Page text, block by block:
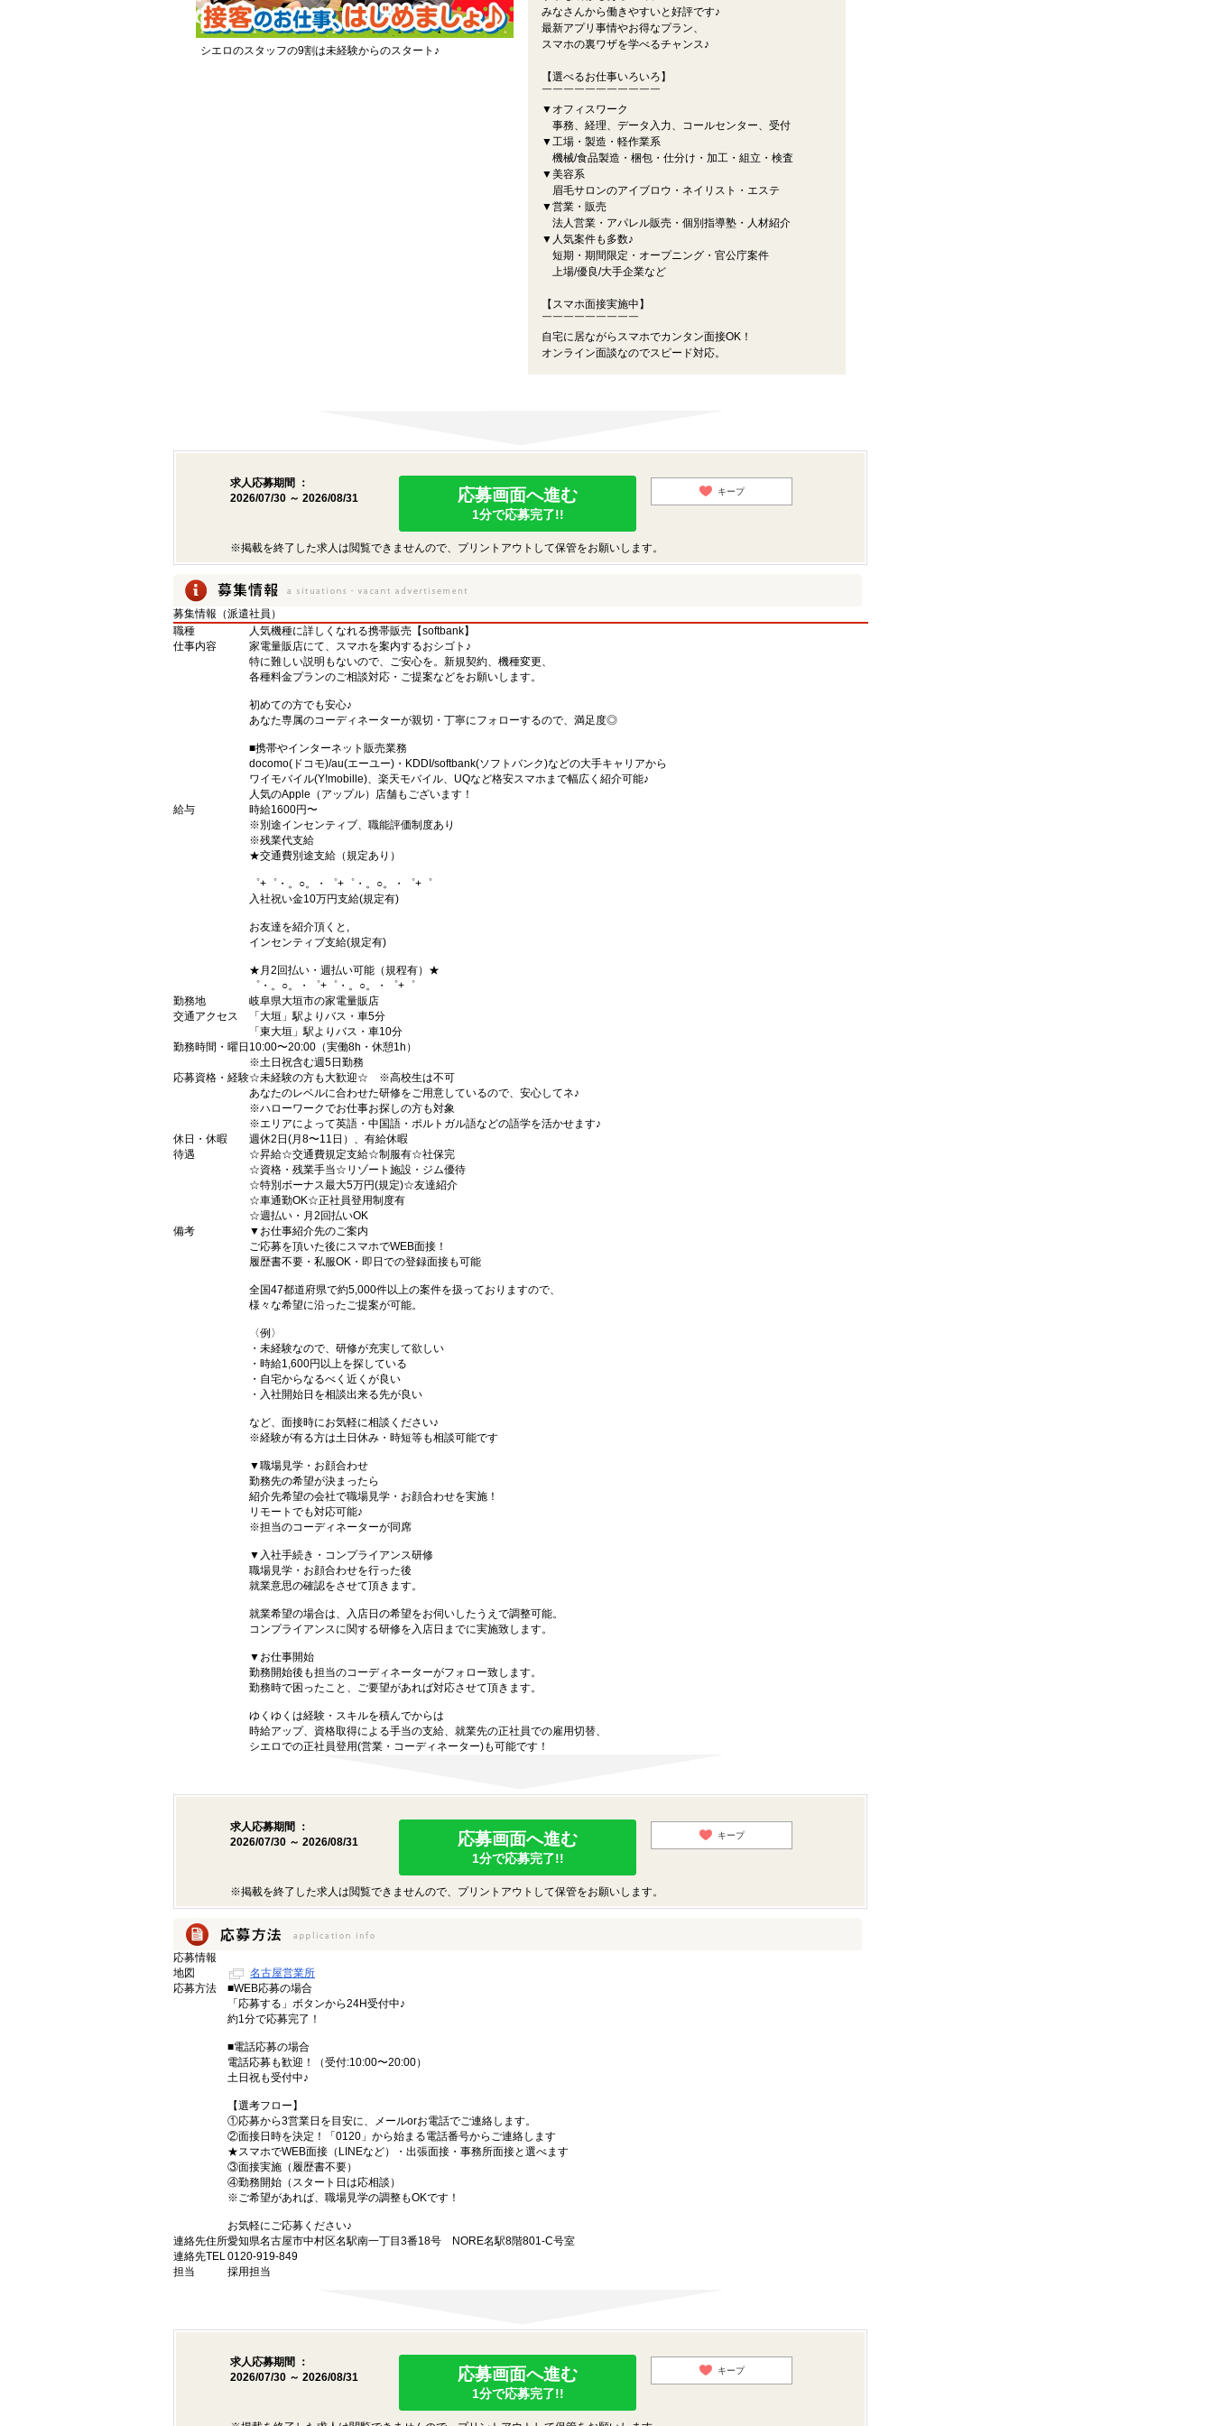
シエロのスタッフの9割は未経験からのスタート♪
みなさんから働きやすいと好評です♪
最新アプリ事情やお得なプラン、
スマホの裏ワザを学べるチャンス♪
【選べるお仕事いろいろ】
￣￣￣￣￣￣￣￣￣￣￣
▼オフィスワーク
事務、経理、データ入力、コールセンター、受付
▼工場・製造・軽作業系
機械/食品製造・梱包・仕分け・加工・組立・検査
▼美容系
眉毛サロンのアイブロウ・ネイリスト・エステ
▼営業・販売
法人営業・アパレル販売・個別指導塾・人材紹介
▼人気案件も多数♪
短期・期間限定・オープニング・官公庁案件
上場/優良/大手企業など
【スマホ面接実施中】
￣￣￣￣￣￣￣￣￣
自宅に居ながらスマホでカンタン面接OK！
オンライン面談なのでスピード対応。
求人応募期間 ：
2026/07/30 ～ 2026/08/31
応募画面へ進む
1分で応募完了!!
キープ
※掲載を終了した求人は閲覧できませんので、プリントアウトして保管をお願いします。
募集情報（派遣社員）
職種
人気機種に詳しくなれる携帯販売【softbank】
仕事内容
家電量販店にて、スマホを案内するおシゴト♪
特に難しい説明もないので、ご安心を。新規契約、機種変更、
各種料金プランのご相談対応・ご提案などをお願いします。
初めての方でも安心♪
あなた専属のコーディネーターが親切・丁寧にフォローするので、満足度◎
■携帯やインターネット販売業務
docomo(ドコモ)/au(エーユー)・KDDI/softbank(ソフトバンク)などの大手キャリアから
ワイモバイル(Y!mobille)、楽天モバイル、UQなど格安スマホまで幅広く紹介可能♪
人気のApple（アップル）店舗もございます！
給与
時給1600円〜
※別途インセンティブ、職能評価制度あり
※残業代支給
★交通費別途支給（規定あり）
゜+゜・。○。・゜+゜・。○。・゜+゜
入社祝い金10万円支給(規定有)
お友達を紹介頂くと,
インセンティブ支給(規定有)
★月2回払い・週払い可能（規程有）★
゜・。○。・゜+゜・。○。・゜+゜
勤務地
岐阜県大垣市の家電量販店
交通アクセス
「大垣」駅よりバス・車5分
「東大垣」駅よりバス・車10分
勤務時間・曜日 10:00〜20:00（実働8h・休憩1h）
※土日祝含む週5日勤務
応募資格・経験☆未経験の方も大歓迎☆ ※高校生は不可
あなたのレベルに合わせた研修をご用意しているので、安心してネ♪
※ハローワークでお仕事お探しの方も対象
※エリアによって英語・中国語・ポルトガル語などの語学を活かせます♪
休日・休暇
週休2日(月8〜11日）、有給休暇
待遇
☆昇給☆交通費規定支給☆制服有☆社保完
☆資格・残業手当☆リゾート施設・ジム優待
☆特別ボーナス最大5万円(規定)☆友達紹介
☆車通勤OK☆正社員登用制度有
☆週払い・月2回払いOK
備考
▼お仕事紹介先のご案内
ご応募を頂いた後にスマホでWEB面接！
履歴書不要・私服OK・即日での登録面接も可能
全国47都道府県で約5,000件以上の案件を扱っておりますので、
様々な希望に沿ったご提案が可能。
〈例〉
・未経験なので、研修が充実して欲しい
・時給1,600円以上を探している
・自宅からなるべく近くが良い
・入社開始日を相談出来る先が良い
など、面接時にお気軽に相談ください♪
※経験が有る方は土日休み・時短等も相談可能です
▼職場見学・お顔合わせ
勤務先の希望が決まったら
紹介先希望の会社で職場見学・お顔合わせを実施！
リモートでも対応可能♪
※担当のコーディネーターが同席
▼入社手続き・コンプライアンス研修
職場見学・お顔合わせを行った後
就業意思の確認をさせて頂きます。
就業希望の場合は、入店日の希望をお伺いしたうえで調整可能。
コンプライアンスに関する研修を入店日までに実施致します。
▼お仕事開始
勤務開始後も担当のコーディネーターがフォロー致します。
勤務時で困ったこと、ご要望があれば対応させて頂きます。
ゆくゆくは経験・スキルを積んでからは
時給アップ、資格取得による手当の支給、就業先の正社員での雇用切替、
シエロでの正社員登用(営業・コーディネーター)も可能です！
求人応募期間 ：
2026/07/30 ～ 2026/08/31
応募画面へ進む
1分で応募完了!!
キープ
※掲載を終了した求人は閲覧できませんので、プリントアウトして保管をお願いします。
応募情報
地図
名古屋営業所
応募方法
■WEB応募の場合
「応募する」ボタンから24H受付中♪
約1分で応募完了！
■電話応募の場合
電話応募も歓迎！（受付:10:00〜20:00）
土日祝も受付中♪
【選考フロー】
①応募から3営業日を目安に、メールorお電話でご連絡します。
②面接日時を決定！「0120」から始まる電話番号からご連絡します
★スマホでWEB面接（LINEなど）・出張面接・事務所面接と選べます
③面接実施（履歴書不要）
④勤務開始（スタート日は応相談）
※ご希望があれば、職場見学の調整もOKです！
お気軽にご応募ください♪
連絡先住所愛知県名古屋市中村区名駅南一丁目3番18号 NORE名駅8階801-C号室
連絡先TEL0120-919-849
担当
採用担当
求人応募期間 ：
2026/07/30 ～ 2026/08/31
応募画面へ進む
1分で応募完了!!
キープ